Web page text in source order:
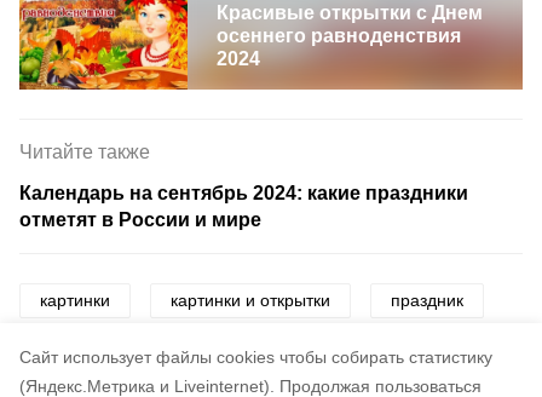
Cайт использует файлы cookies чтобы собирать статистику
(Яндекс.Метрика и Liveinternet).
Продолжая пользоваться
Красивые открытки с Днем
осеннего равноденствия
2024
Читайте также
Календарь на сентябрь 2024: какие праздники
отметят в России и мире
картинки картинки и открытки праздник
секретарь открытки